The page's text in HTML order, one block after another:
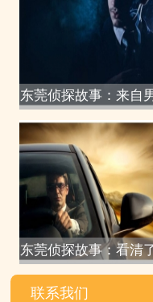
东莞侦探故事：来自
东莞侦探故事：看清
联系我们